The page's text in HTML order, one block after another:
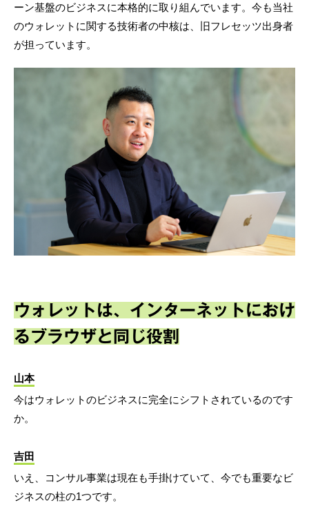
ーン基盤のビジネスに本格的に取り組んでいます。今も当社
のウォレットに関する技術者の中核は、旧フレセッツ出身者
が担っています。
ウォレットは、インターネットにおけ
るブラウザと同じ役割
山本
今はウォレットのビジネスに完全にシフトされているのです
か。
吉田
いえ、コンサル事業は現在も手掛けていて、今でも重要なビ
ジネスの柱の1つです。